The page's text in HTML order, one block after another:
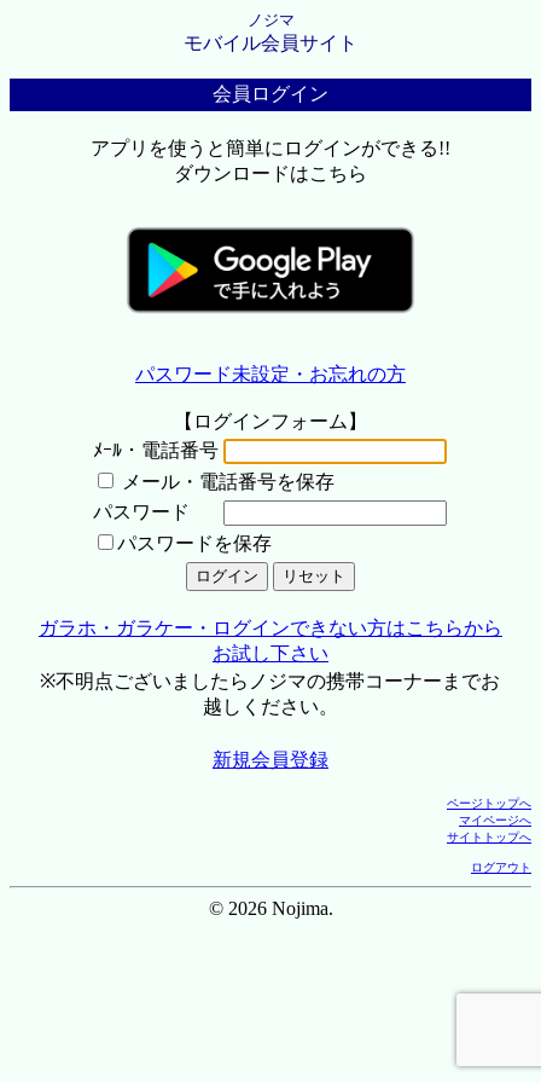
ノジマ
モバイル会員サイト
会員ログイン
アプリを使うと簡単にログインができる!!
ダウンロードはこちら
パスワード未設定・お忘れの方
【ログインフォーム】
ﾒｰﾙ・電話番号
メール・電話番号を保存
パスワード
パスワードを保存
ガラホ・ガラケー・ログインできない方はこちらから
お試し下さい
※不明点ございましたらノジマの携帯コーナーまでお
越しください。
新規会員登録
ページトップへ
マイページへ
サイトトップへ
ログアウト
© 2026 Nojima.